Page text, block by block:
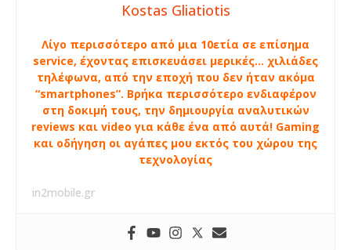
Kostas Gliatiotis
Λίγο περισσότερο από μια 10ετία σε επίσημα
service, έχοντας επισκευάσει μερικές… χιλιάδες
τηλέφωνα, από την εποχή που δεν ήταν ακόμα
“smartphones”. Βρήκα περισσότερο ενδιαφέρον
στη δοκιμή τους, την δημιουργία αναλυτικών
reviews και video για κάθε ένα από αυτά! Gaming
και οδήγηση οι αγάπες μου εκτός του χώρου της
τεχνολογίας
in2mobile.gr